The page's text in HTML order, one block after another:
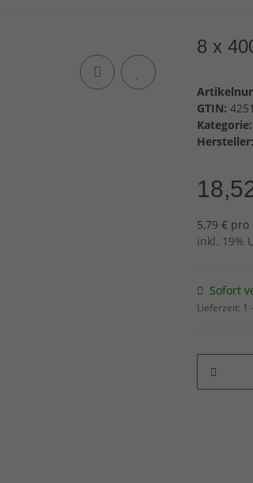
8 x
GTIN:
Kategorie:
Hersteller:
5,79 € pro
inkl. 19%
Sofort
Lieferzeit: 1